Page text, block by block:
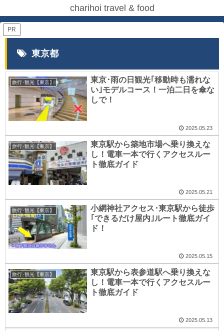
charihoi travel & food
PR
東京都
旅行･観光【東京】
東京･雨の日観光｢移動時も濡れな
い｣モデルコース！一泊二日を傘な
しで！
2025.05.23
旅行･観光【東京】
東京駅から築地市場へ乗り換えな
し！電車一本で行くアクセスルー
ト徹底ガイド
2025.05.21
旅行･観光【東京】
小網神社アクセス･東京駅から徒歩
｢できるだけ屋内｣ルート徹底ガイ
ド！
2025.05.15
旅行･観光【東京】
東京駅から表参道駅へ乗り換えな
し！電車一本で行くアクセスルー
ト徹底ガイド
2025.05.13